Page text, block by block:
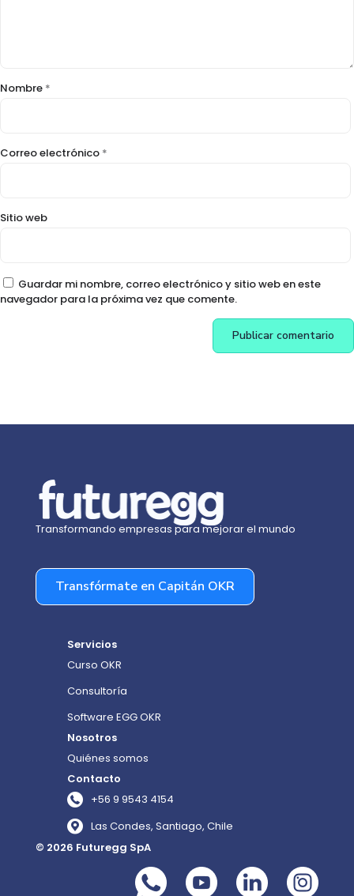
Nombre *
Correo electrónico *
Sitio web
Guardar mi nombre, correo electrónico y sitio web en este
navegador para la próxima vez que comente.
Transformando empresas para mejorar el mundo
Transfórmate en Capitán OKR
Servicios
Curso OKR
Consultoría
Software EGG OKR
Nosotros
Quiénes somos
Contacto
+56 9 9543 4154
Las Condes, Santiago, Chile
© 2026 Futuregg SpA